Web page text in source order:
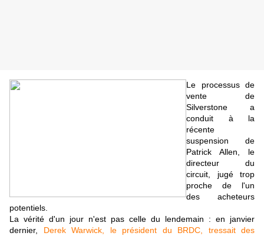
Le processus de
vente de
Silverstone a
conduit à la
récente
suspension de
Patrick Allen, le
directeur du
circuit, jugé trop
proche de l'un
des acheteurs
potentiels.
La vérité d'un jour n'est pas celle du lendemain : en janvier
dernier, Derek Warwick, le président du BRDC, tressait des